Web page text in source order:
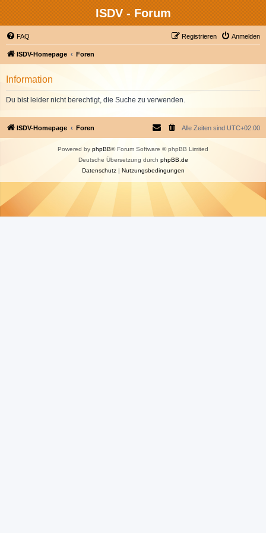
ISDV - Forum
FAQ Anmelden
Registrieren
ISDV-Homepage Foren
Information
Du bist leider nicht berechtigt, die Suche zu verwenden.
ISDV-Homepage Foren Alle Zeiten sind UTC+02:00
Powered by phpBB® Forum Software © phpBB Limited
Deutsche Übersetzung durch phpBB.de
Datenschutz| Nutzungsbedingungen